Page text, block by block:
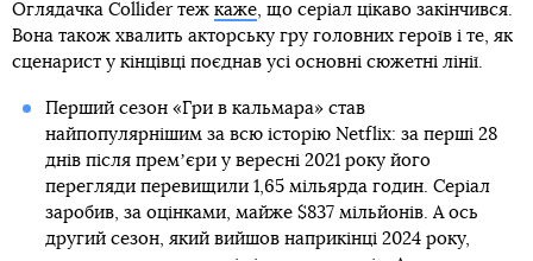
Оглядачка Collider теж каже, що серіал цікаво закінчився.
Вона також хвалить акторську гру головних героїв і те, як
сценарист у кінцівці поєднав усі основні сюжетні лінії.
Перший сезон «Гри в кальмара» став
найпопулярнішим за всю історію Netflix: за перші 28
днів після премʼєри у вересні 2021 року його
перегляди перевищили 1,65 мільярда годин. Серіал
заробив, за оцінками, майже $837 мільйонів. А ось
другий сезон, який вийшов наприкінці 2024 року,